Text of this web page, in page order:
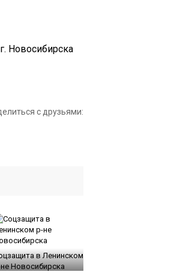
с друзьями:
в Ленинском
Новосибирска